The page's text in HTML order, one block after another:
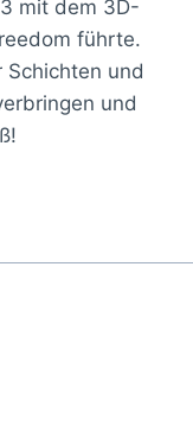
mit dem 3D-
führte.
und
und